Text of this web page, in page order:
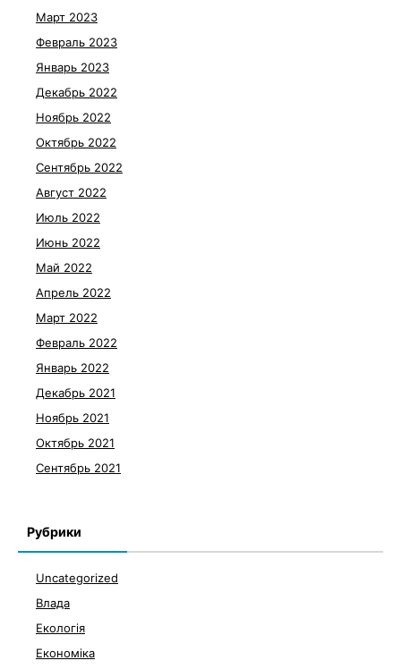
Март 2023
Февраль 2023
Январь 2023
Декабрь 2022
Ноябрь 2022
Октябрь 2022
Сентябрь 2022
Август 2022
Июль 2022
Июнь 2022
Май 2022
Апрель 2022
Март 2022
Февраль 2022
Январь 2022
Декабрь 2021
Ноябрь 2021
Октябрь 2021
Сентябрь 2021
Рубрики
Uncategorized
Влада
Екологія
Економіка